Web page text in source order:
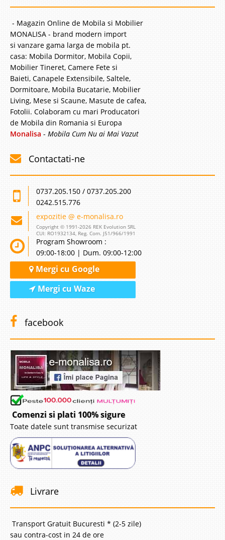
- Magazin Online de Mobila si Mobilier
MONALISA - brand modern import
si vanzare gama larga de mobila pt.
casa: Mobila Dormitor, Mobila Copii,
Mobilier Tineret, Camere Fete si
Baieti, Canapele Extensibile, Saltele,
Dormitoare, Mobila Bucatarie, Mobilier
Living, Mese si Scaune, Masute de cafea,
Fotolii. Colaboram cu mari Producatori
de Mobila din Romania si Europa
Monalisa - Mobila Cum Nu ai Mai Vazut
Contactati-ne
0737.205.150 / 0737.205.200
0242.515.776
expozitie @ e-monalisa.ro
Copyright © 1991-2026 REK Evolution SRL
CUI: RO1932134, Reg. Com. J51/966/1991
Program Showroom :
09:00-18:00 | Dum. 09:00-12:00
Mergi cu Google
Mergi cu Waze
facebook
Comenzi si plati 100% sigure
Toate datele sunt transmise securizat
Livrare
Transport Gratuit Bucuresti * (2-5 zile)
sau contra-cost in 24 de ore